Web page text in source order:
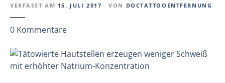
VERFASST AM 15. JULI 2017 VON DOCTATTOOENTFERNUNG
0 Kommentarez
T
ä